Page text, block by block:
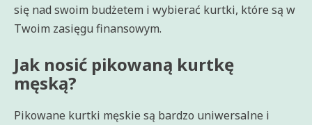
się nad swoim budżetem i wybierać kurtki, które są w
Twoim zasięgu finansowym.
Jak nosić pikowaną kurtkę
męską?
Pikowane kurtki męskie są bardzo uniwersalne i